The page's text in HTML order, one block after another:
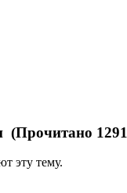
(Прочитано
эту тему.